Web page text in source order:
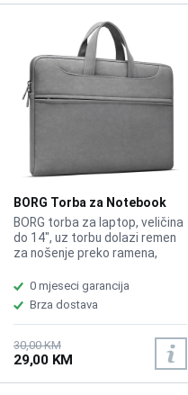
BORG Torba za Notebook
B031 14" Dark Grey
BORG torba za laptop, veličina
do 14", uz torbu dolazi remen
za nošenje preko ramena,
x 10.04 x 1.4 inches (L x W x H),
Izrađena od vodootpornog
vrhunskog PU kožnog
materijala, izdržljiva i moderna.
0 mjeseci garancija
Brza dostava
30,00 KM
29,00 KM